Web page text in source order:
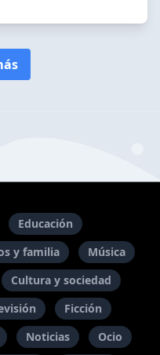
Educación
y familia
Música
Cultura y sociedad
Ficción
Noticias Ocio